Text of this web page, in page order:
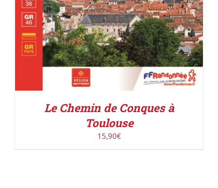
Le Chemin de Conques à
Toulouse
15,90€